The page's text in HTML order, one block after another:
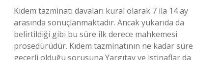
Kıdem tazminatı davaları kural olarak 7 ila 14 ay
arasında sonuçlanmaktadır. Ancak yukarıda da
belirtildiği gibi bu süre ilk derece mahkemesi
prosedürüdür. Kıdem tazminatının ne kadar süre
geçerli olduğu sorusuna Yargıtay ve istinaflar da